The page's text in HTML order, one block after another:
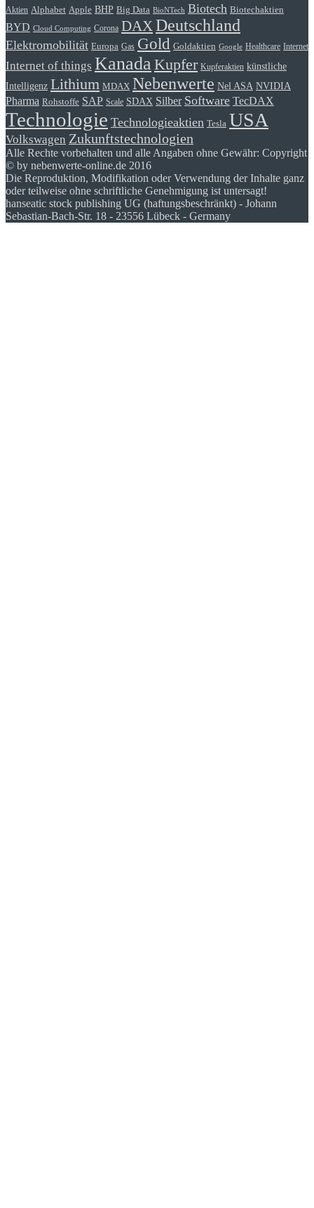
Aktien Alphabet Apple BHP Big Data BioNTech Biotech Biotechaktien
BYD Cloud Computing Corona DAX Deutschland
Elektromobilität Europa Gas Gold Goldaktien Google Healthcare Internet
Internet of things Kanada Kupfer Kupferaktien künstliche
Intelligenz Lithium MDAX Nebenwerte Nel ASA NVIDIA
Pharma Rohstoffe SAP Scale SDAX Silber Software TecDAX
Technologie Technologieaktien Tesla USA
Volkswagen Zukunftstechnologien
Alle Rechte vorbehalten und alle Angaben ohne Gewähr: Copyright
© by nebenwerte-online.de 2016
Die Reproduktion, Modifikation oder Verwendung der Inhalte ganz
oder teilweise ohne schriftliche Genehmigung ist untersagt!
hanseatic stock publishing UG (haftungsbeschränkt) - Johann
Sebastian-Bach-Str. 18 - 23556 Lübeck - Germany